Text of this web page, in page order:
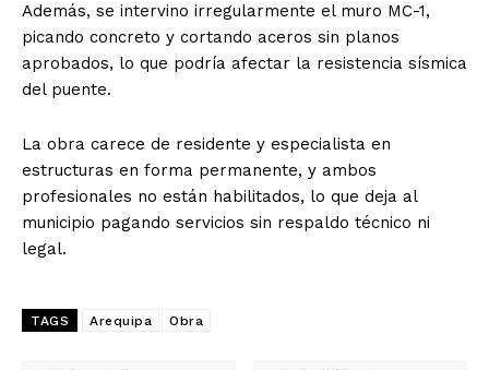
Además, se intervino irregularmente el muro MC-1,
picando concreto y cortando aceros sin planos
aprobados, lo que podría afectar la resistencia sísmica
del puente.
La obra carece de residente y especialista en
estructuras en forma permanente, y ambos
profesionales no están habilitados, lo que deja al
municipio pagando servicios sin respaldo técnico ni
legal.
TAGS Arequipa Obra